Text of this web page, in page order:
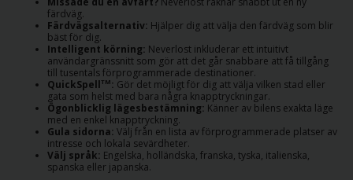
företag
Hjälp
Hertz
Car
Sharing
färdväg.
Färdvägsalternativ: Hjälper dig att välja den färdväg som blir
bäst för dig.
Intelligent körning: Neverlost inkluderar ett intuitivt
användargränssnitt som gör att det går snabbare att få tillgång
till tusentals förprogrammerade destinationer.
QuickSpellTM : Gör det möjligt för dig att välja vilken stad eller
gata som helst med bara några knapptryckningar.
Ögonblicklig lägesbestämning: Känner av bilens exakta läge
med en enkel knapptryckning.
Gula sidorna: Välj från en lista av förprogrammerade platser av
intresse och lokala sevärdheter.
Välj språk: Engelska, holländska, franska, tyska, italienska,
spanska eller japanska.